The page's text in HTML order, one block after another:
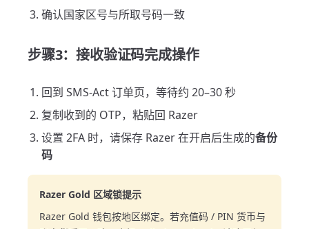
确认国家区号与所取号码一致
步骤3：接收验证码完成操作
回到 SMS-Act 订单页，等待约 20–30 秒
复制收到的 OTP，粘贴回 Razer
设置 2FA 时，请保存 Razer 在开启后生成的备份
码
Razer Gold 区域锁提示
Razer Gold 钱包按地区绑定。若充值码 / PIN 货币与